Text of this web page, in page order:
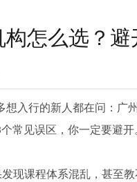
怎么选？
入行的新人都在问：广
常见误区，你一定要避开。
现课程体系混乱，甚至